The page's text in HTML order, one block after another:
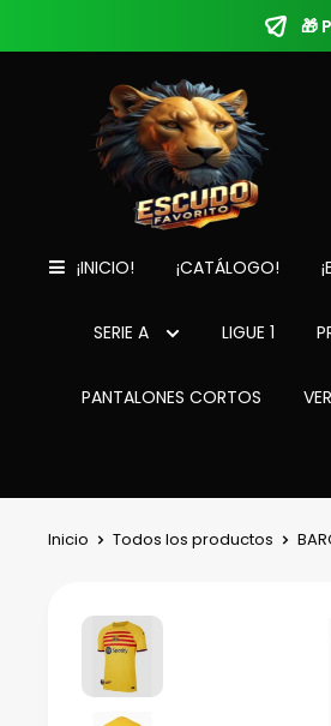
🎁
¡INICIO! ¡CATÁLOGO!
SERIE A LIGUE 1
PANTALONES CORTOS
Inicio Todos los productos